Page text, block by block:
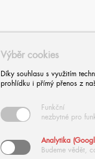
Výběr cookies
Díky souhlasu s využitím
prohlídku i přímý přenos z
Funkční
nezbytné pro
Analytika
Budeme vědět,